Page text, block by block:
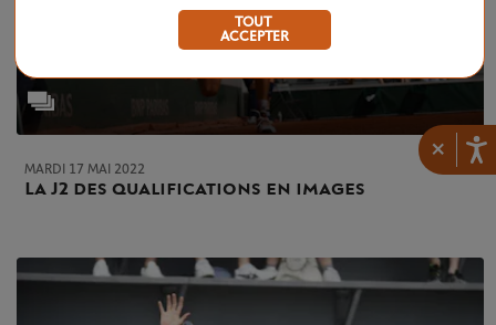
×
MARDI 17 MAI 2022
La J2 des qualifications en images
TOUT
ACCEPTER